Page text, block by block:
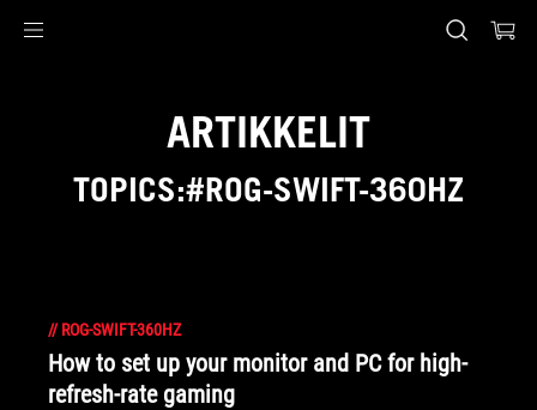
ARTIKKELIT
TOPICS:#ROG-SWIFT-360HZ
// ROG-SWIFT-360HZ
How to set up your monitor and PC for high-
refresh-rate gaming